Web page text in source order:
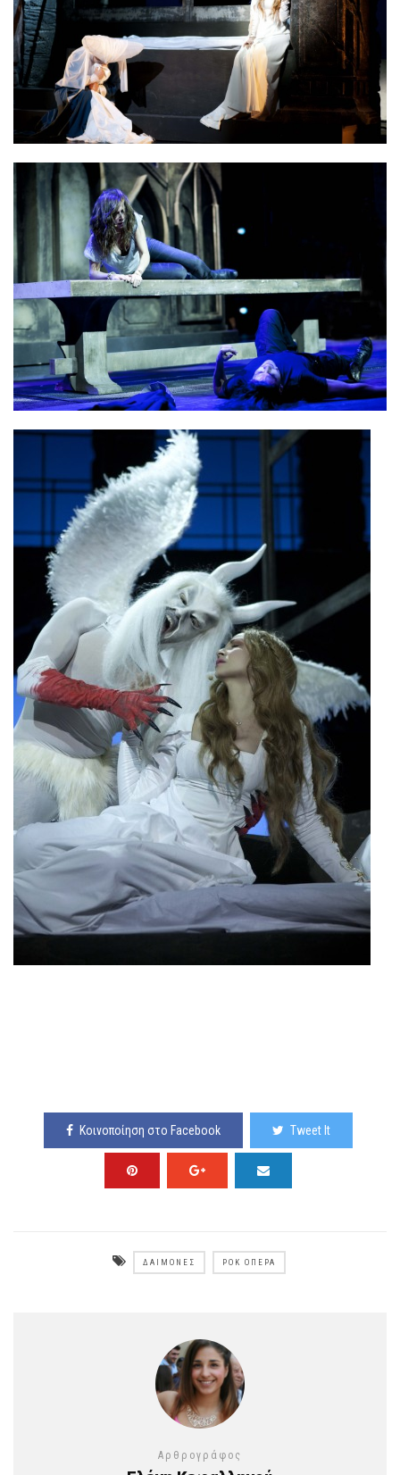
Κοινοποίηση στο Facebook Tweet It
ΔΑΙΜΟΝΕΣ ΡΟΚ ΌΠΕΡΑ
Αρθρογράφος